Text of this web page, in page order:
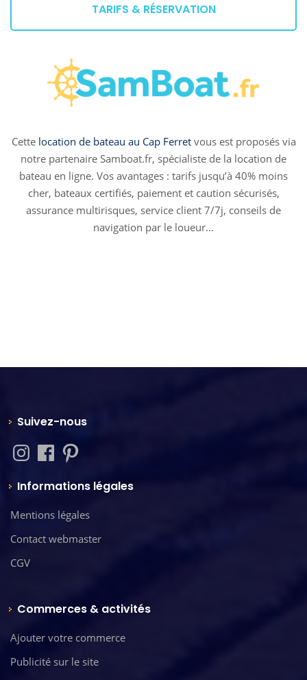
TARIFS & RÉSERVATION
Cette location de bateau au Cap Ferretvous est proposés via
notre partenaire Samboat.fr, spécialiste de la location de
bateau en ligne. Vos avantages : tarifs jusqu’à 40% moins
cher, bateaux certifiés, paiement et caution sécurisés,
assurance multirisques, service client 7/7j, conseils de
navigation par le loueur…
Suivez-nous
Informations légales
Mentions légales
Contact webmaster
CGV
Commerces & activités
Ajouter votre commerce
Publicité sur le site